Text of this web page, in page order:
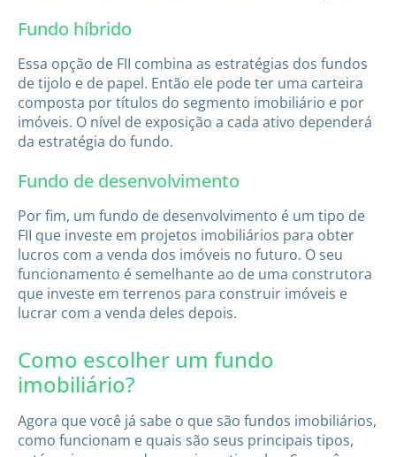
Fundo híbrido
Essa opção de FII combina as estratégias dos fundos
de tijolo e de papel. Então ele pode ter uma carteira
composta por títulos do segmento imobiliário e por
imóveis. O nível de exposição a cada ativo dependerá
da estratégia do fundo.
Fundo de desenvolvimento
Por fim, um fundo de desenvolvimento é um tipo de
FII que investe em projetos imobiliários para obter
lucros com a venda dos imóveis no futuro. O seu
funcionamento é semelhante ao de uma construtora
que investe em terrenos para construir imóveis e
lucrar com a venda deles depois.
Como escolher um fundo
imobiliário?
Agora que você já sabe o que são fundos imobiliários,
como funcionam e quais são seus principais tipos,